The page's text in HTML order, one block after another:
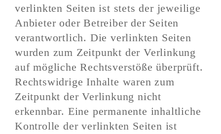
verlinkten Seiten ist stets der jeweilige
Anbieter oder Betreiber der Seiten
verantwortlich. Die verlinkten Seiten
wurden zum Zeitpunkt der Verlinkung
auf mögliche Rechtsverstöße überprüft.
Rechtswidrige Inhalte waren zum
Zeitpunkt der Verlinkung nicht
erkennbar. Eine permanente inhaltliche
Kontrolle der verlinkten Seiten ist